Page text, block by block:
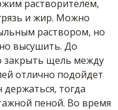
растворителем,
и жир. Можно
раствором, но
высушить. До
закрыть щель между
отлично подойдет
держаться, тогда
пеной. Во время